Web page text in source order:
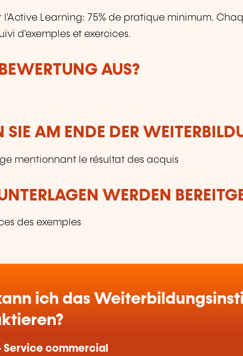
l'Active Learning: 75% de pratique minimum.
d'exemples et exercices.
AUS?
SIE AM ENDE DER
mentionnant le résultat des acquis
WERDEN
des exemples
ich das
Service commercial